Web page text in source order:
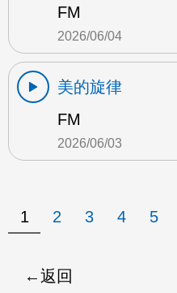
FM
2026/06/04
美的旋律
FM
2026/06/03
1 2 3 4 5
返回